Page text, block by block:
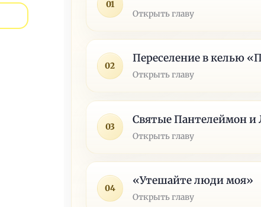
01
Открыть главу
02
Переселение в келью
Открыть главу
03
Святые Пантелеймон и
Открыть главу
04
«Утешайте люди моя»
Открыть главу